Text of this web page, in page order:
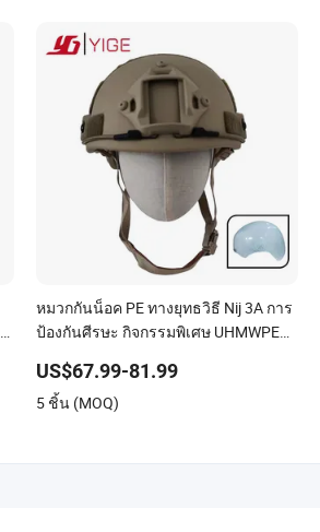
หมวกกันน็อค PE ทางยุทธวิธี Nij 3A การ
ป้องกันศีรษะ กิจกรรมพิเศษ UHMWPE
US$67.99-81.99
5 ชิ้น (MOQ)